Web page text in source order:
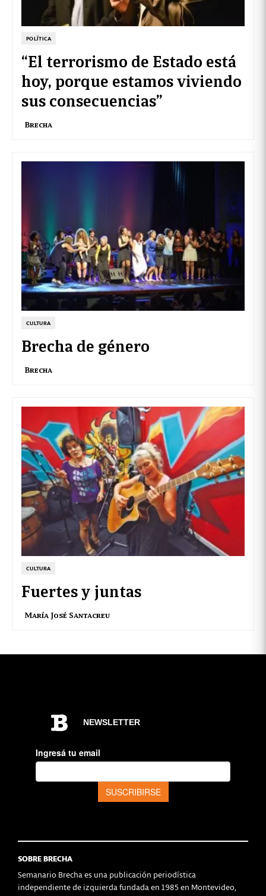
POLÍTICA
“El terrorismo de Estado está
hoy, porque estamos viviendo
sus consecuencias”
Brecha
CULTURA
Brecha de género
Brecha
CULTURA
Fuertes y juntas
María José Santacreu
SOBRE BRECHA
Semanario Brecha es una publicación periodística
independiente de izquierda fundada en 1985 en Montevideo,